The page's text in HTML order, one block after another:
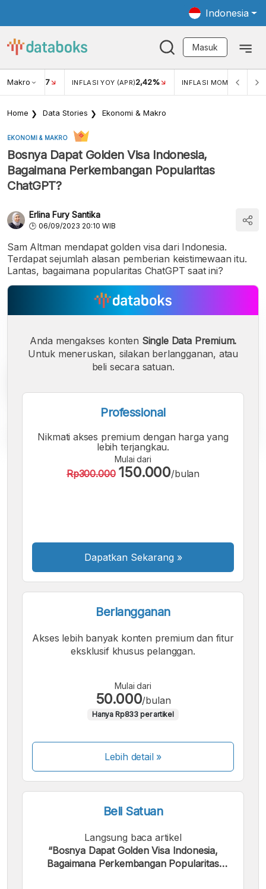
Indonesia
Masuk
Makro
USD/IDR 17 INFLASI YOY (APR)2,42% INFLASI MOM (APR)
Home Data Stories Ekonomi & Makro
EKONOMI & MAKRO
Bosnya Dapat Golden Visa Indonesia,
Bagaimana Perkembangan Popularitas
ChatGPT?
Erlina Fury Santika
06/09/2023 20:10 WIB
Sam Altman mendapat golden visa dari Indonesia.
Terdapat sejumlah alasan pemberian keistimewaan itu.
Lantas, bagaimana popularitas ChatGPT saat ini?
Font
A
Font
A
Font
Anda mengakses konten Single Data Premium.
Untuk meneruskan, silakan berlangganan, atau
beli secara satuan.
Professional
Nikmati akses premium dengan harga yang
lebih terjangkau.
Mulai dari
Rp300.000 150.000/bulan
Dapatkan Sekarang »
Berlangganan
Akses lebih banyak konten premium dan fitur
eksklusif khusus pelanggan.
Mulai dari
50.000/bulan
Hanya Rp833 per artikel
Lebih detail »
Beli Satuan
Langsung baca artikel
“Bosnya Dapat Golden Visa Indonesia,
Bagaimana Perkembangan Popularitas